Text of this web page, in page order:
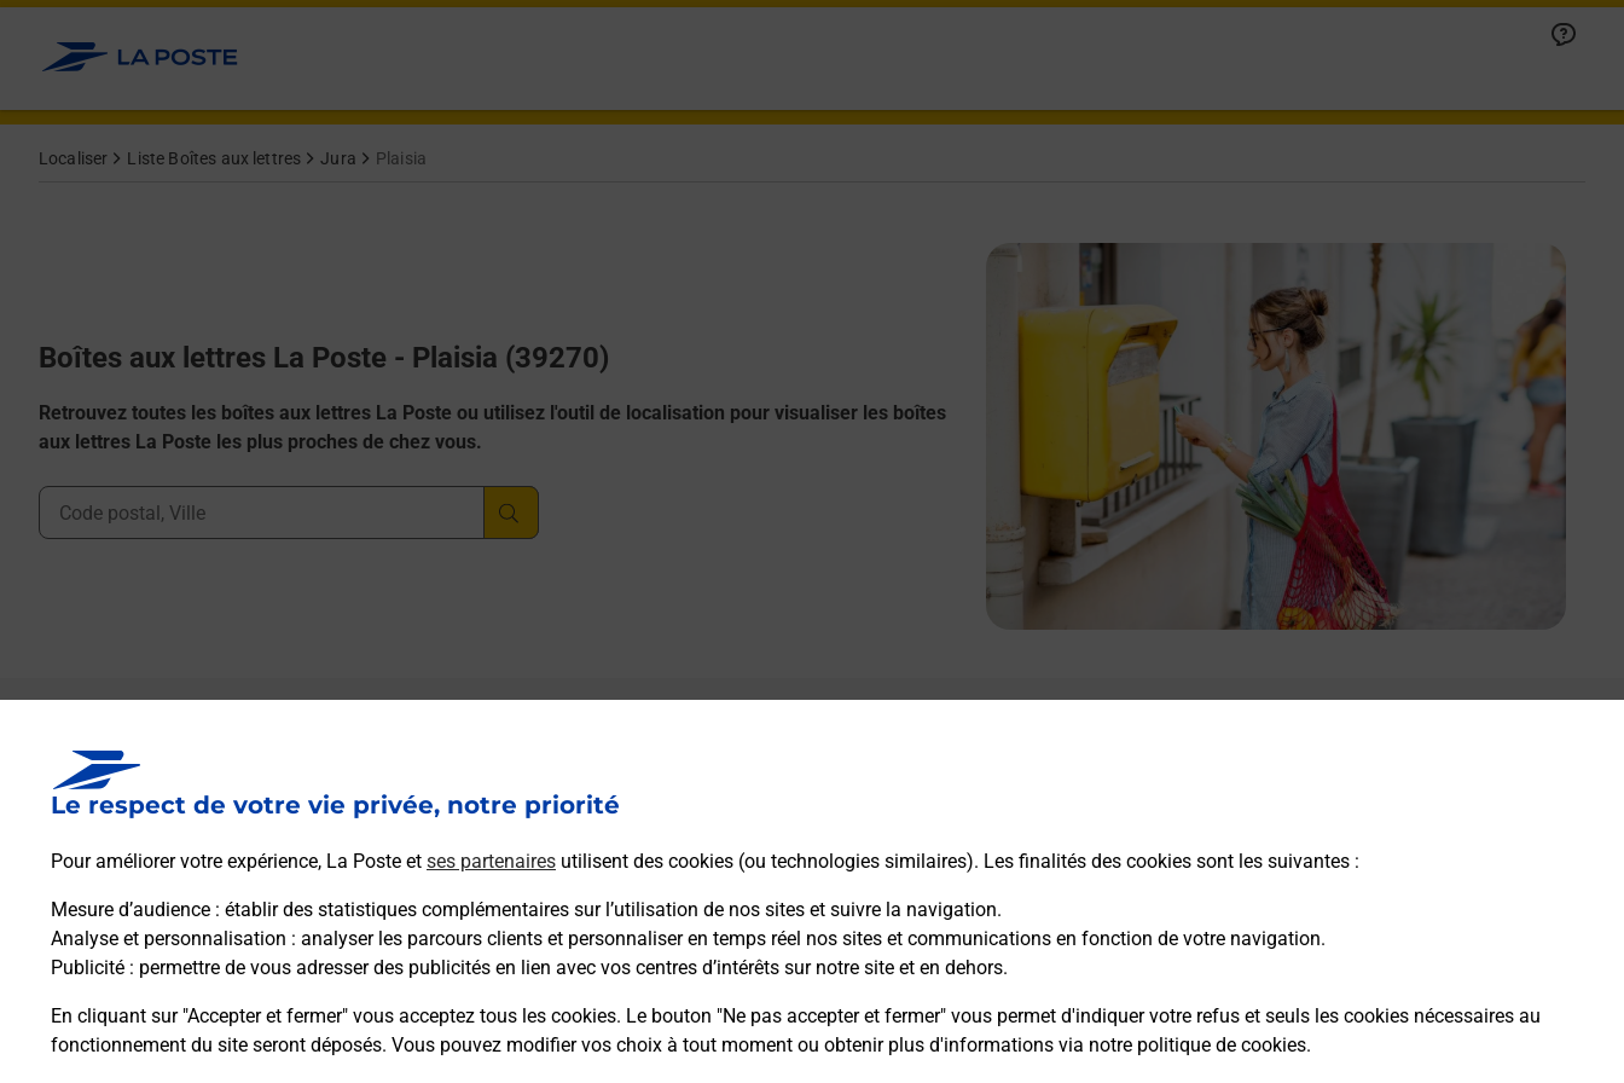
Le respect de votre vie privée, notre priorité
Pour améliorer votre expérience, La Poste et ses partenaires utilisent des cookies (ou technologies similaires). Les finalités des cookies sont les suivantes :
Mesure d’audience : établir des statistiques complémentaires sur l’utilisation de nos sites et suivre la navigation.
Analyse et personnalisation : analyser les parcours clients et personnaliser en temps réel nos sites et communications en fonction de votre navigation.
Publicité : permettre de vous adresser des publicités en lien avec vos centres d’intérêts sur notre site et en dehors.
En cliquant sur "Accepter et fermer" vous acceptez tous les cookies. Le bouton "Ne pas accepter et fermer" vous permet d'indiquer votre refus et seuls les cookies nécessaires au
fonctionnement du site seront déposés. Vous pouvez modifier vos choix à tout moment ou obtenir plus d'informations via notre politique de cookies.
Allez au contenu
Localiser Liste Boîtes aux lettres Jura Plaisia
Boîtes aux lettres La Poste - Plaisia (39270)
Retrouvez toutes les boîtes aux lettres La Poste ou utilisez l'outil de localisation pour visualiser les boîtes
aux lettres La Poste les plus proches de chez vous.
Ville, Département, Code Postal
Boîte aux Lettres La Poste
Prochaine collecte du courrier vendredià
39270 Plaisia
Itinéraire